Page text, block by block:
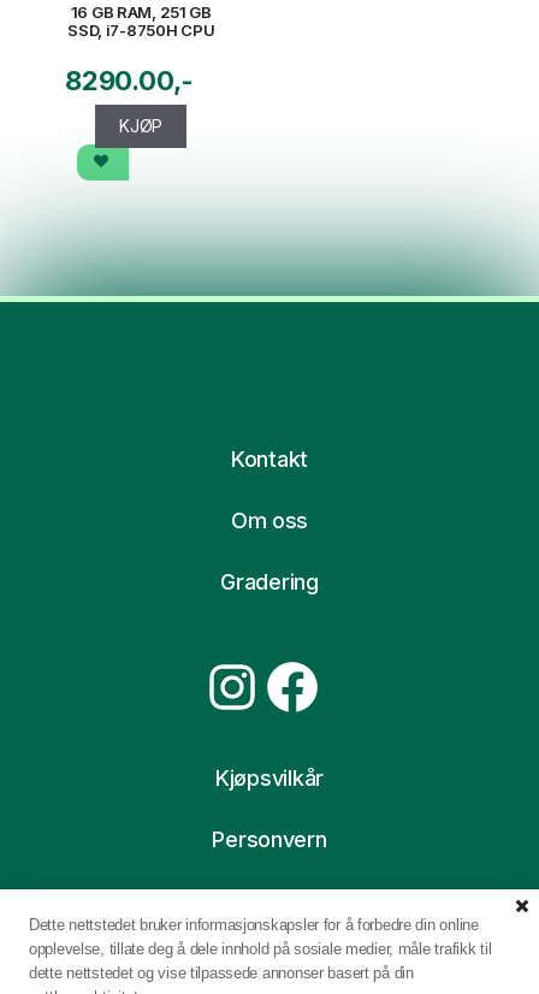
16 GB RAM, 251 GB
SSD, i7-8750H CPU
8290.00
KJØP
Kontakt
Om oss
Gradering
Instagram
Facebook
Kjøpsvilkår
Personvern
Dette nettstedet bruker informasjonskapsler for å forbedre din online
opplevelse, tillate deg å dele innhold på sosiale medier, måle trafikk til
dette nettstedet og vise tilpassede annonser basert på din